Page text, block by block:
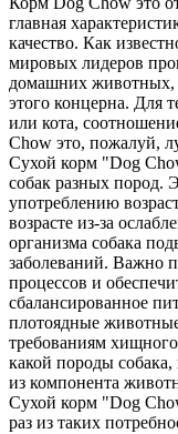
главная
качество. Как
мировых лидеров
домашних животных,
этого концерна. Для
или кота,
Chow это, пожалуй,
Сухой корм "Dog
собак разных пород.
употреблению
возрасте из-за
организма собака
заболеваний. Важно
процессов и
сбалансированное
плотоядные
требованиям
какой породы
из компонента
Сухой корм "Dog
раз из таких